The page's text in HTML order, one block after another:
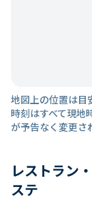
地図上の位置は目
時刻はすべて現地
が予告なく変更さ
レストラン
ステ